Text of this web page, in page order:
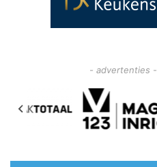
- advertenties -